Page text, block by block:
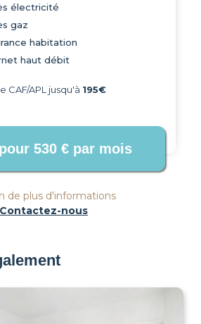
électricité
gaz
habitation
haut débit
CAF/APL jusqu'à 195€
de plus d'informations
Contactez-nous